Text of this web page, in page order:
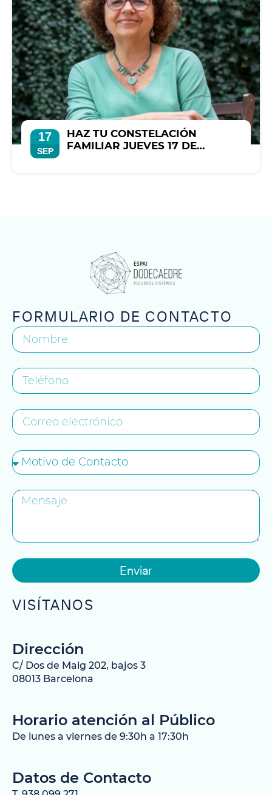
17
SEP
HAZ TU CONSTELACIÓN
FAMILIAR JUEVES 17 DE
FORMULARIO DE CONTACTO
Enviar
VISÍTANOS
Dirección
C/ Dos de Maig 202, bajos 3
08013 Barcelona
Horario atención al Público
De lunes a viernes de 9:30h a 17:30h
Datos de Contacto